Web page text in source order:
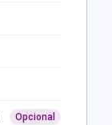
Opcional